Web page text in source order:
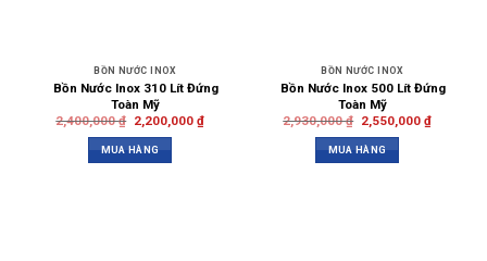
BỒN NƯỚC INOX
Bồn Nước Inox 310 Lít Đứng
Toàn Mỹ
2,400,000₫ 2,200,000 ₫
MUA HÀNG
BỒN NƯỚC INOX
Bồn Nước Inox 500 Lít Đứng
Toàn Mỹ
2,930,000₫ 2,550,000 ₫
MUA HÀNG